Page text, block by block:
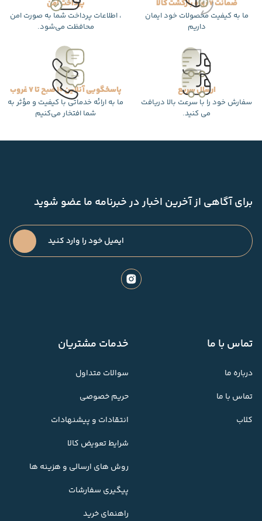
ضمانت 7 روزه بازگشت کالا
ما به کیفیت محصولات خود ایمان
داریم
پرداخت امن
، اطلاعات پرداخت شما به صورت امن
محافظت می‌شود.
ارسال سریع
سفارش خود را با سرعت بالا دریافت
می کنید.
پاسخگویی آنلاین 10 صبح تا 7 غروب
ما به ارائه خدماتی با کیفیت و مؤثر به
شما افتخار می‌کنیم
برای آگاهی از آخرین اخبار در خبرنامه ما عضو شوید
تماس با ما
درباره ما
تماس با ما
کلاب
خدمات مشتریان
سوالات متداول
حریم خصوصی
انتقادات و پیشنهادات
شرایط تعویض کالا
روش های ارسالی و هزینه ها
پیگیری سفارشات
راهنمای خرید